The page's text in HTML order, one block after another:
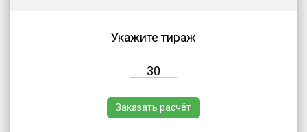
Укажите тираж
Заказать расчёт